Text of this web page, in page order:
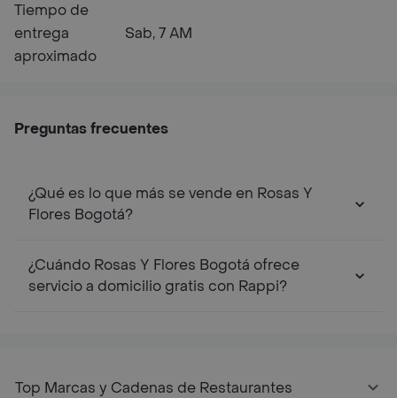
Tiempo de
entrega
aproximado
Sab, 7 AM
Preguntas frecuentes
¿Qué es lo que más se vende en Rosas Y
Flores Bogotá?
¿Cuándo Rosas Y Flores Bogotá ofrece
servicio a domicilio gratis con Rappi?
Top Marcas y Cadenas de Restaurantes